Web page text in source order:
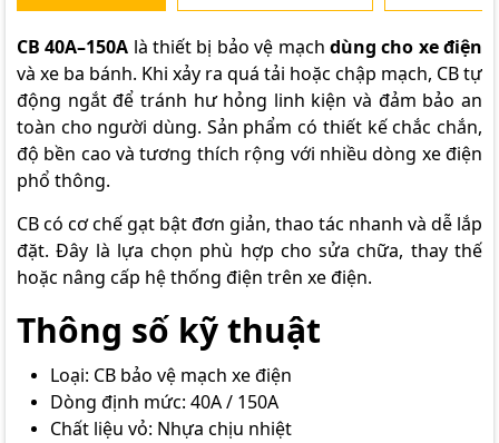
CB 40A–150A là thiết bị bảo vệ mạch dùng cho xe điện
và xe ba bánh. Khi xảy ra quá tải hoặc chập mạch, CB tự
động ngắt để tránh hư hỏng linh kiện và đảm bảo an
toàn cho người dùng. Sản phẩm có thiết kế chắc chắn,
độ bền cao và tương thích rộng với nhiều dòng xe điện
phổ thông.
CB có cơ chế gạt bật đơn giản, thao tác nhanh và dễ lắp
đặt. Đây là lựa chọn phù hợp cho sửa chữa, thay thế
hoặc nâng cấp hệ thống điện trên xe điện.
Thông số kỹ thuật
Loại: CB bảo vệ mạch xe điện
Dòng định mức: 40A / 150A
Chất liệu vỏ: Nhựa chịu nhiệt